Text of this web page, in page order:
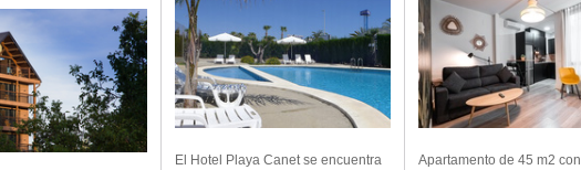
El Hotel Playa Canet se encuentra
Apartamento de 45 m2 con